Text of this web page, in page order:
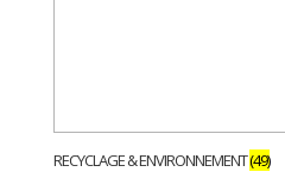
RECYCLAGE & ENVIRONNEMENT(49)